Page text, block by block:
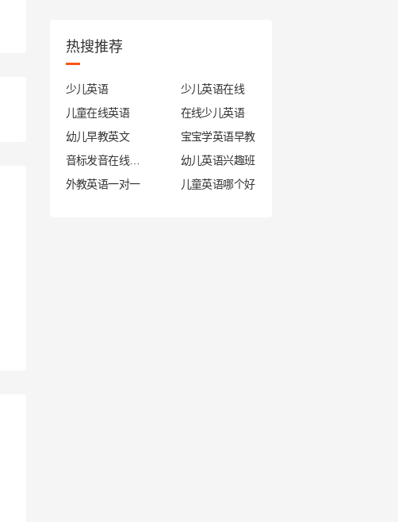
热搜推荐
少儿英语
少儿英语在线
儿童在线英语
在线少儿英语
幼儿早教英文
宝宝学英语早教
幼儿英语兴趣班
外教英语一对一
儿童英语哪个好